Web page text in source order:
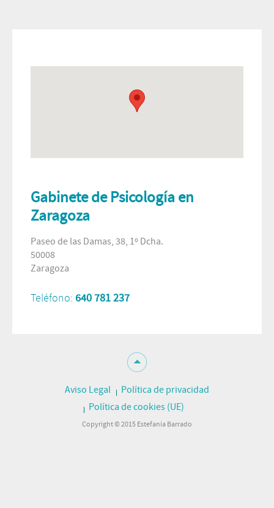
Gabinete de Psicología en
Zaragoza
Paseo de las Damas, 38, 1º Dcha.
50008
Zaragoza
Teléfono: 640 781 237
Aviso Legal
Política de privacidad
Política de cookies (UE)
Copyright © 2015 Estefanía Barrado